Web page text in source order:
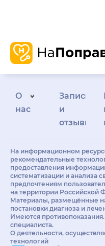
О
нас
Запись
и
отзывы
На информационном
рекомендательные
предоставления
систематизации и анализа
предпочтениям
на территории Российской
Материалы, размещённые
постановки диагноза и
Имеются
специалиста.
О деятельности,
технологий